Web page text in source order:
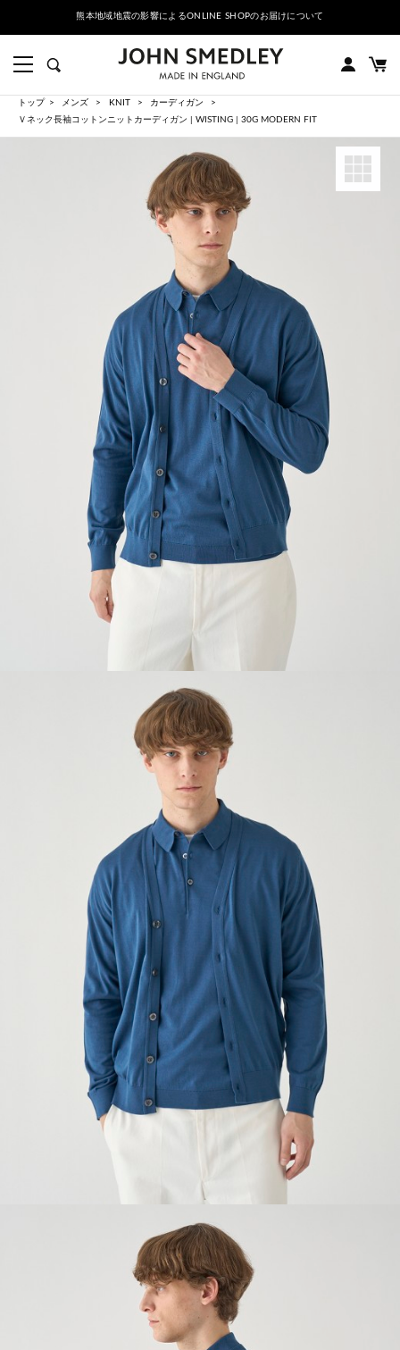
熊本地域地震の影響によるONLINE SHOPのお届けについて
トップ メンズ KNIT
カーディガン
Ｖネック長袖コットンニットカーディガン | WISTING | 30G MODERN FIT